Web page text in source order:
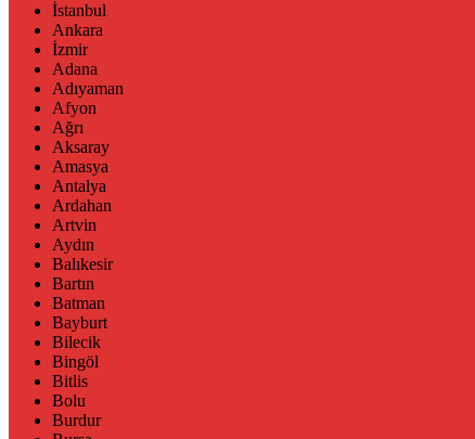
İstanbul
Ankara
İzmir
Adana
Adıyaman
Afyon
Ağrı
Aksaray
Amasya
Antalya
Ardahan
Artvin
Aydın
Balıkesir
Bartın
Batman
Bayburt
Bilecik
Bingöl
Bitlis
Bolu
Burdur